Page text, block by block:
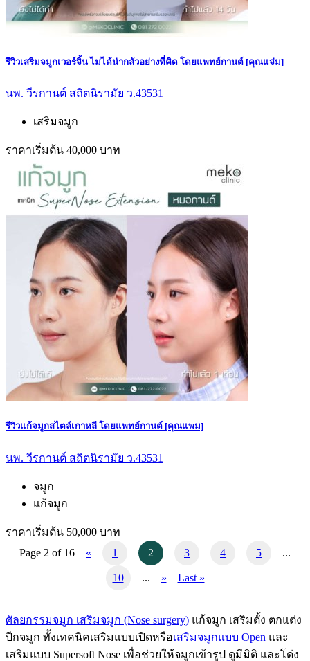
รีวิวเสริมจมูกเวอร์จิ้น ไม่ได้น่ากลัวอย่างที่คิด โดยแพทย์กานต์ [คุณแจ่ม]
นพ. วีรกานต์ สถิตนิรามัย ว.43531
เสริมจมูก
ราคาเริ่มต้น 40,000 บาท
รีวิวแก้จมูกสไตล์เกาหลี โดยแพทย์กานต์ [คุณแพม]
นพ. วีรกานต์ สถิตนิรามัย ว.43531
จมูก
แก้จมูก
ราคาเริ่มต้น 50,000 บาท
Page 2 of 16
« 1 2 3 4 5 ...
10 ... » Last »
ศัลยกรรมจมูก เสริมจมูก (Nose surgery) แก้จมูก เสริมดั้ง ตกแต่ง
ปีกจมูก ทั้งเทคนิคเสริมแบบเปิดหรือเสริมจมูกแบบ Open และ
เสริมแบบ Supersoft Nose เพื่อช่วยให้จมูกเข้ารูป ดูมีมิติ และโด่ง